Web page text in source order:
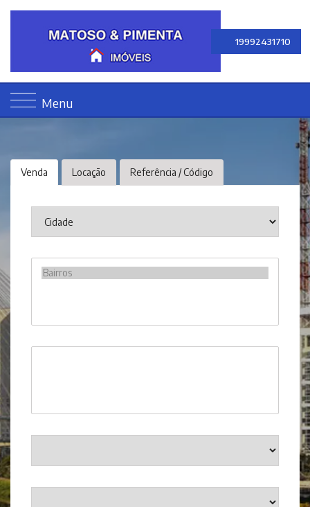
19992431710
Menu
Venda Locação Referência / Código